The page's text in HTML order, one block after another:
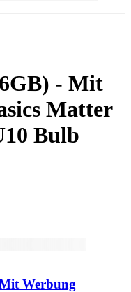
- Mit
Matter
Bulb
Werbung